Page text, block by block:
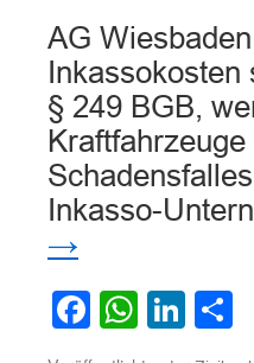
AG
§ 249 BGB,
Inkasso-
→
Facebook